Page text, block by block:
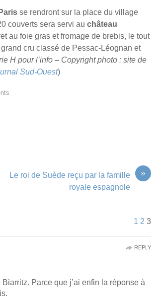
se rendront sur la place du village
couverts sera servi auchâteau
au foie gras et fromage de brebis, le tout
cru classé de Pessac-Léognan et
H pour l’info – Copyright photo : site de
Sud-Ouest)
»
Le roi de Suède reçu par la famille
royale espagnole
1 2 3
Parce que j’ai enfin la réponse à
REPLY